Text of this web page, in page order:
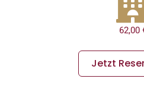
62,00
Jetzt